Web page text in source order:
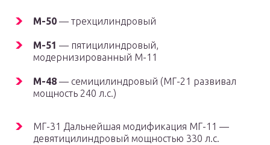
М-50 — трехцилиндровый
М-51 — пятицилиндровый,
модернизированный М-11
М-48 — семицилиндровый (МГ-21 развивал
мощность 240 л.с.)
МГ-31 Дальнейшая модификация МГ-11 —
девятицилиндровый мощностью 330 л.с.